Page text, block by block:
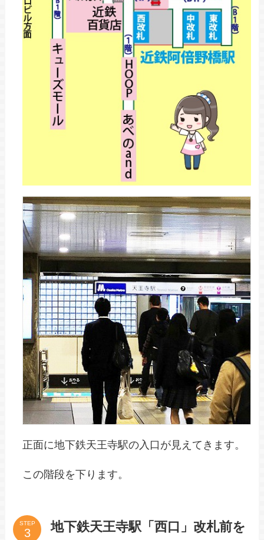
正面に地下鉄天王寺駅の入口が見えてきます。
この階段を下ります。
STEP
地下鉄天王寺駅「西口」改札前を